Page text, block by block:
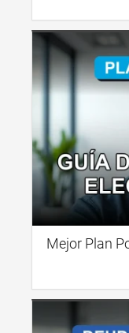
Mejor Plan